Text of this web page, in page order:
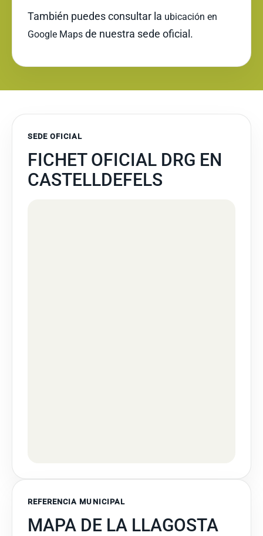
También puedes consultar la ubicación en
Google Maps de nuestra sede oficial.
SEDE OFICIAL
FICHET OFICIAL DRG EN
CASTELLDEFELS
REFERENCIA MUNICIPAL
MAPA DE LA LLAGOSTA